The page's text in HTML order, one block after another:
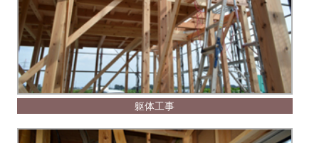
躯体工事